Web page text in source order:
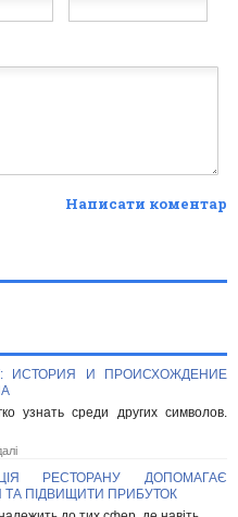
Написати коментар
ИСТОРИЯ И ПРОИСХОЖДЕНИЕ
узнать среди других символов.
РЕСТОРАНУ ДОПОМАГАЄ
ТА ПІДВИЩИТИ ПРИБУТОК